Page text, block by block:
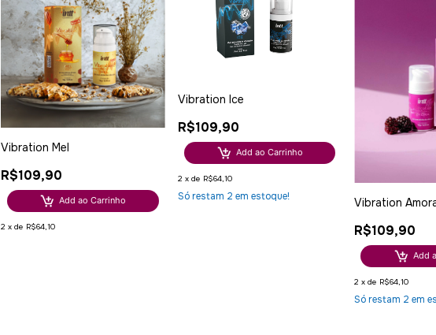
Vibration Mel
R$109,90
Add ao Carrinho
2 x de R$64,10
Vibration Ice
R$109,90
Add ao Carrinho
2 x de R$64,10
Só restam 2 em estoque! Vibration
R$109,90
Add
2 xde R$64,10
Só restam 2 em